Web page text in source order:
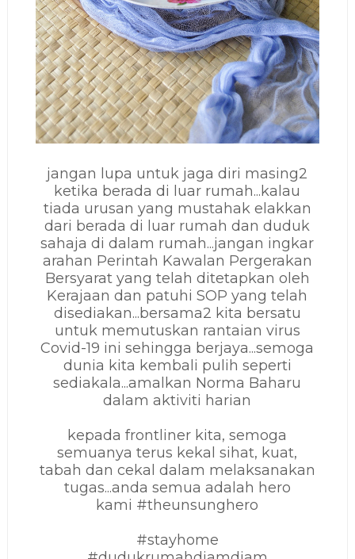
jangan lupa untuk jaga diri masing2
ketika berada di luar rumah...kalau
tiada urusan yang mustahak elakkan
dari berada di luar rumah dan duduk
sahaja di dalam rumah...jangan ingkar
arahan Perintah Kawalan Pergerakan
Bersyarat yang telah ditetapkan oleh
Kerajaan dan patuhi SOP yang telah
disediakan...bersama2 kita bersatu
untuk memutuskan rantaian virus
Covid-19 ini sehingga berjaya...semoga
dunia kita kembali pulih seperti
sediakala...amalkan Norma Baharu
dalam aktiviti harian
kepada frontliner kita, semoga
semuanya terus kekal sihat, kuat,
tabah dan cekal dalam melaksanakan
tugas...anda semua adalah hero
kami #theunsunghero
#stayhome